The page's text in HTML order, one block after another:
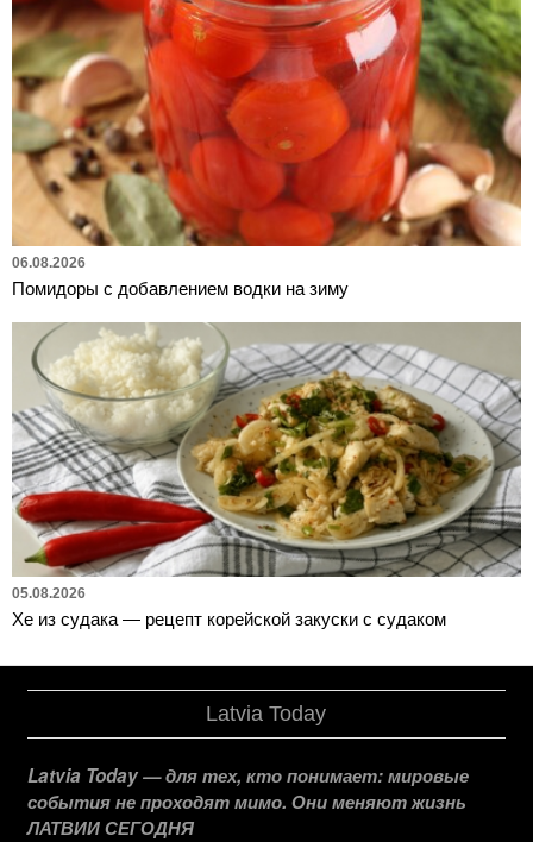
06.08.2026
Помидоры с добавлением водки на зиму
05.08.2026
Хе из судака — рецепт корейской закуски с судаком
Latvia Today
Latvia Today — для тех, кто понимает: мировые
события не проходят мимо. Они меняют жизнь
ЛАТВИИ СЕГОДНЯ